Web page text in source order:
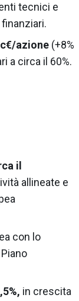
tecnici e
azione (+8%
a circa il 60%.
il
allineate e
con lo
in crescita